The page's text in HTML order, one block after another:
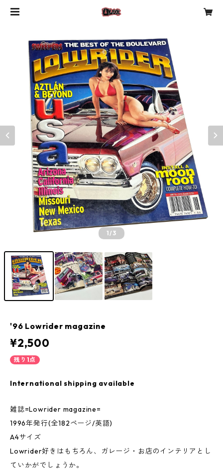
1/3
'96 Lowrider magazine
¥2,500
残り1点
International shipping available
雑誌=Lowrider magazine=
1996年発行(全182ページ/英語)
A4サイズ
Lowrider好きはもちろん、ガレージ・お店のインテリアとし
ていかがでしょうか。